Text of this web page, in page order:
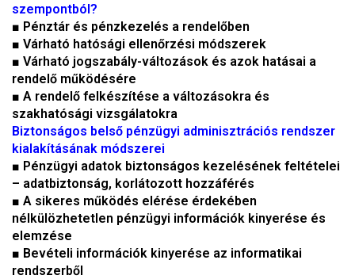
szempontból?
■ Pénztár és pénzkezelés a rendelőben
■ Várható hatósági ellenőrzési módszerek
■ Várható jogszabály-változások és azok hatásai a
rendelő működésére
■ A rendelő felkészítése a változásokra és
szakhatósági vizsgálatokra
Biztonságos belső pénzügyi adminisztrációs rendszer
kialakításának módszerei
■ Pénzügyi adatok biztonságos kezelésének feltételei
– adatbiztonság, korlátozott hozzáférés
■ A sikeres működés elérése érdekében
nélkülözhetetlen pénzügyi információk kinyerése és
elemzése
■ Bevételi információk kinyerése az informatikai
rendszerből